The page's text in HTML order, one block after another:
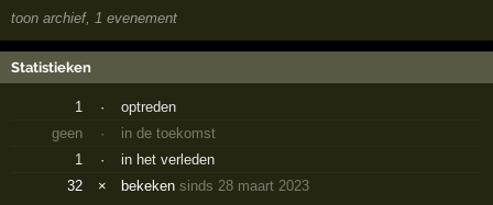
toon archief, 1 evenement
Statistieken
1 ·
optreden
geen
·
in de toekomst
1
·
in het verleden
32
× bekekensinds 28 maart 2023